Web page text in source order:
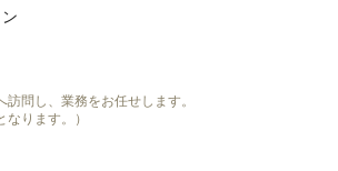
問し、業務をお任せします。
なります。）